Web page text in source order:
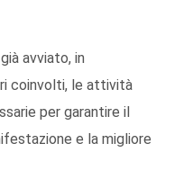
avviato, in
coinvolti, le attività
per garantire il
e la migliore